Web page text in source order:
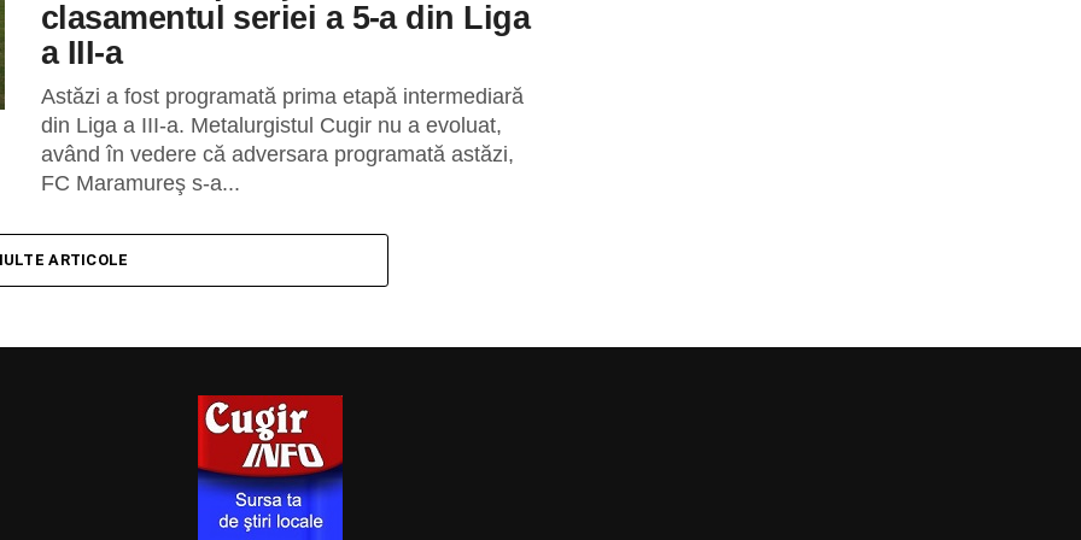
clasamentul seriei a 5-a din Liga
a III-a
Astăzi a fost programată prima etapă intermediară
din Liga a III-a. Metalurgistul Cugir nu a evoluat,
având în vedere că adversara programată astăzi,
FC Maramureş s-a...
ARTICOLE